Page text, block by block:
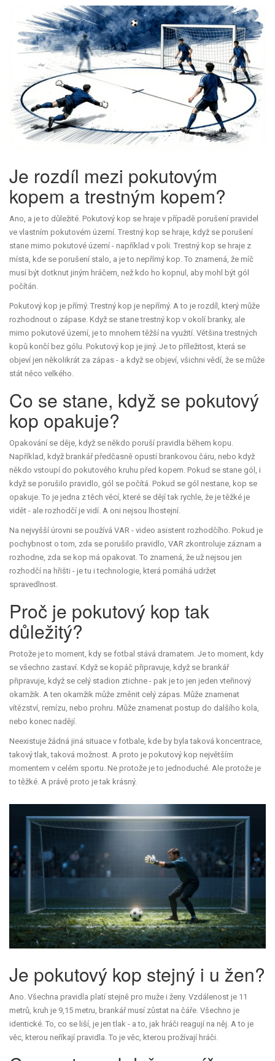
Je rozdíl mezi pokutovým
kopem a trestným kopem?
Ano, a je to důležité. Pokutový kop se hraje v případě porušení pravidel
ve vlastním pokutovém území. Trestný kop se hraje, když se porušení
stane mimo pokutové území - například v poli. Trestný kop se hraje z
místa, kde se porušení stalo, a je to nepřímý kop. To znamená, že míč
musí být dotknut jiným hráčem, než kdo ho kopnul, aby mohl být gól
počítán.
Pokutový kop je přímý. Trestný kop je nepřímý. A to je rozdíl, který může
rozhodnout o zápase. Když se stane trestný kop v okolí branky, ale
mimo pokutové území, je to mnohem těžší na využití. Většina trestných
kopů končí bez gólu. Pokutový kop je jiný. Je to příležitost, která se
objeví jen několikrát za zápas - a když se objeví, všichni vědí, že se může
stát něco velkého.
Co se stane, když se pokutový
kop opakuje?
Opakování se děje, když se někdo poruší pravidla během kopu.
Například, když brankář předčasně opustí brankovou čáru, nebo když
někdo vstoupí do pokutového kruhu před kopem. Pokud se stane gól, i
když se porušilo pravidlo, gól se počítá. Pokud se gól nestane, kop se
opakuje. To je jedna z těch věcí, které se dějí tak rychle, že je těžké je
vidět - ale rozhodčí je vidí. A oni nejsou lhostejní.
Na nejvyšší úrovni se používá VAR - video asistent rozhodčího. Pokud je
pochybnost o tom, zda se porušilo pravidlo, VAR zkontroluje záznam a
rozhodne, zda se kop má opakovat. To znamená, že už nejsou jen
rozhodčí na hřišti - je tu i technologie, která pomáhá udržet
spravedlnost.
Proč je pokutový kop tak
důležitý?
Protože je to moment, kdy se fotbal stává dramatem. Je to moment, kdy
se všechno zastaví. Když se kopáč připravuje, když se brankář
připravuje, když se celý stadion ztichne - pak je to jen jeden vteřinový
okamžik. A ten okamžik může změnit celý zápas. Může znamenat
vítězství, remízu, nebo prohru. Může znamenat postup do dalšího kola,
nebo konec nadějí.
Neexistuje žádná jiná situace v fotbale, kde by byla taková koncentrace,
takový tlak, taková možnost. A proto je pokutový kop největším
momentem v celém sportu. Ne protože je to jednoduché. Ale protože je
to těžké. A právě proto je tak krásný.
Je pokutový kop stejný i u žen?
Ano. Všechna pravidla platí stejně pro muže i ženy. Vzdálenost je 11
metrů, kruh je 9,15 metru, brankář musí zůstat na čáře. Všechno je
identické. To, co se liší, je jen tlak - a to, jak hráči reagují na něj. A to je
věc, kterou neříkají pravidla. To je věc, kterou prožívají hráči.